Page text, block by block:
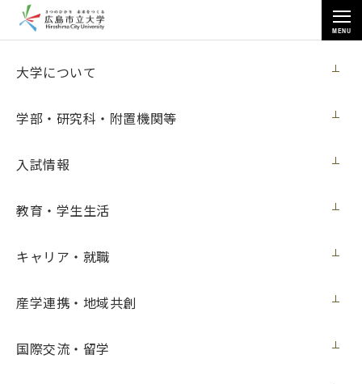
大学について
学部・研究科・附置機関等
入試情報
教育・学生生活
キャリア・就職
産学連携・地域共創
国際交流・留学
MENU
トップページ>お知らせ
お知らせ
「〜Suuupeer!!!〜 若佐慎一 展」が開催
（６月10日更新）